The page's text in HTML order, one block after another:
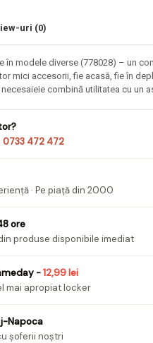
uri (0)
în modele diverse (778028) – un
mici accesorii, fie acasă, fie în
combină utilitatea cu un
0733 472 472
· Pe piață din 2000
ore
produse disponibile imediat
-12,99 lei
mai apropiat locker
Napoca
șoferii noștri